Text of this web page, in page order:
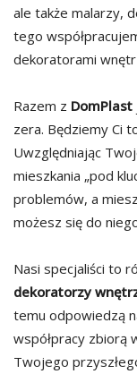
ale także malarzy,
tego
dekoratorami
Razem z DomPlast
zera. Będziemy Ci
Uwzględniając
mieszkania „pod
problemów, a
możesz się do
Nasi specjaliści to
dekoratorzy
temu odpowiedzą
współpracy zbiorą
Twojego